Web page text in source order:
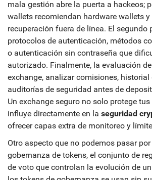
mala gestión abre la puerta a hackeos;
wallets recomiendan hardware wallets y
recuperación fuera de línea. El segundo
protocolos de autenticación, métodos
o autenticación sin contraseña que
autorizado. Finalmente, la evaluación
exchange, analizar comisiones, historial
auditorías de seguridad antes de
Un exchange seguro no solo protege
influye directamente en la seguridad
ofrecer capas extra de monitoreo y
Otro aspecto que no podemos pasar
gobernanza de tokens, el conjunto de
de voto que controlan la evolución de